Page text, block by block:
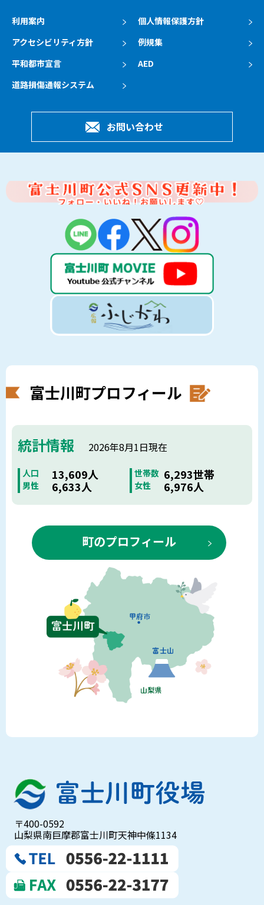
利用案内
個人情報保護方針
アクセシビリティ方針
例規集
平和都市宣言
AED
道路損傷通報システム
お問い合わせ
富士川町プロフィール
統計情報 2026年8月1日現在
人口 13,609人 世帯数 6,293世帯
男性 6,633人 女性 6,976人
町のプロフィール
〒400-0592
山梨県南巨摩郡富士川町天神中條1134